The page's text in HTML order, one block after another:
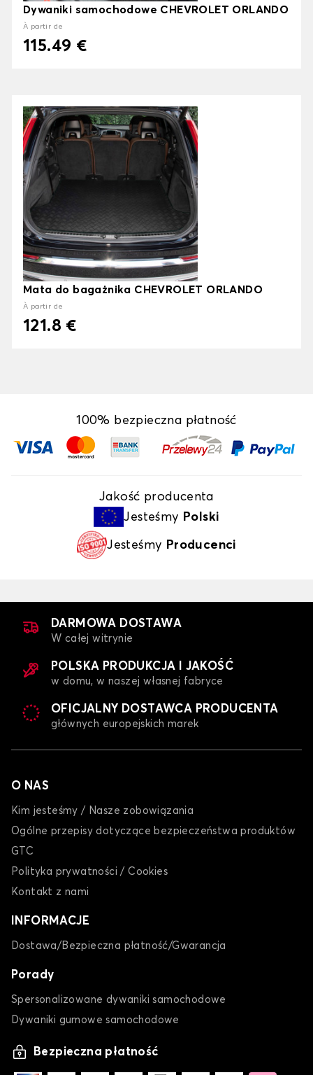
Dywaniki samochodowe CHEVROLET ORLANDO
À partir de
115.49 €
Mata do bagażnika CHEVROLET ORLANDO
À partir de
121.8 €
100% bezpieczna płatność
Jakość producenta
Jesteśmy Polski
Jesteśmy Producenci
DARMOWA DOSTAWA
W całej witrynie
POLSKA PRODUKCJA I JAKOŚĆ
w domu, w naszej własnej fabryce
OFICJALNY DOSTAWCA PRODUCENTA
głównych europejskich marek
O NAS
Kim jesteśmy / Nasze zobowiązania
Ogólne przepisy dotyczące bezpieczeństwa produktów
GTC
Polityka prywatności / Cookies
Kontakt z nami
INFORMACJE
Dostawa/Bezpieczna płatność/Gwarancja
Porady
Spersonalizowane dywaniki samochodowe
Dywaniki gumowe samochodowe
Bezpieczna płatność